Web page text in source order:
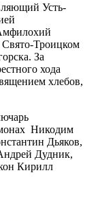
Усть-
Свято-Троицком
За
хода
хлебов,
Никодим
Дьяков,
Дудник,
Кирилл